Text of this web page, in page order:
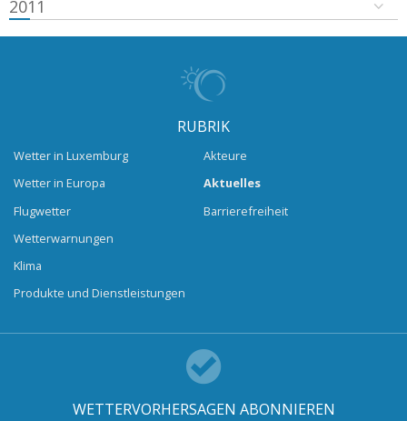
2011
RUBRIK
Wetter in Luxemburg
Wetter in Europa
Flugwetter
Wetterwarnungen
Klima
Produkte und Dienstleistungen
Akteure
Aktuelles
Barrierefreiheit
WETTERVORHERSAGEN ABONNIEREN